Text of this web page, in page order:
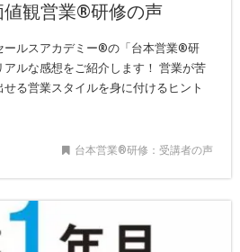
観営業®︎研修の声
ールスアカデミー®の「台本営業®研
ルな感想をご紹介します！ 営業が苦
る営業スタイルを身に付けるヒント
台本営業®︎研修：受講者の声